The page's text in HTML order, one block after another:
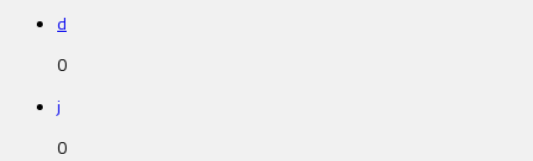
d
0
j
0